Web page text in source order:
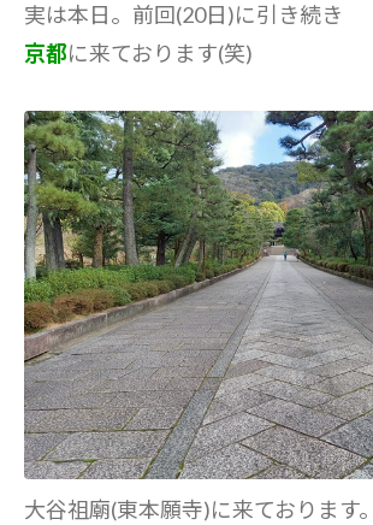
実は本日。前回(20日)に引き続き
京都に来ております(笑)
大谷祖廟(東本願寺)に来ております。